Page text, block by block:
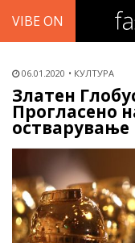
VIBE ON
06.01.2020 КУЛТУРА
Златен
Прогласено
остварување